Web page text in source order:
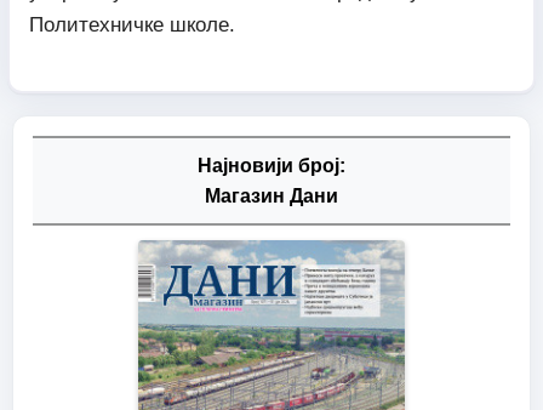
Политехничке школе.
Најновији број:
Магазин Дани